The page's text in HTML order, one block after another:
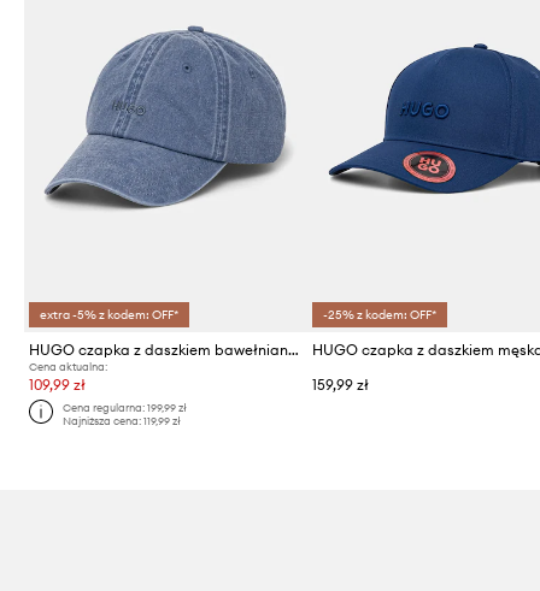
extra -5% z kodem: OFF*
HUGO czapka z daszkiem bawełniana
Cena aktualna:
109,99 zł
Cena regularna:199,99 zł
Najniższa cena:119,99 zł
-25% z kodem: OFF*
159,99 zł